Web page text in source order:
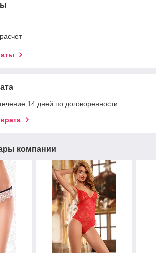
14 дней по договоренности
компании